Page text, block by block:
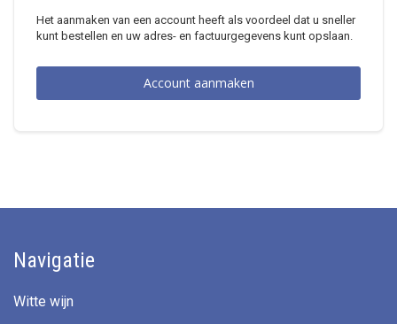
Het aanmaken van een account heeft als voordeel dat u sneller
kunt bestellen en uw adres- en factuurgegevens kunt opslaan.
Account aanmaken
Navigatie
Witte wijn